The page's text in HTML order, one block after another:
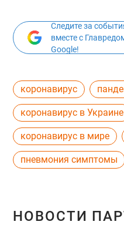
Следите за
вместе с
Google!
коронавирус
коронавирус в Украине
коронавирус в мире
пневмония симптомы
НОВОСТИ